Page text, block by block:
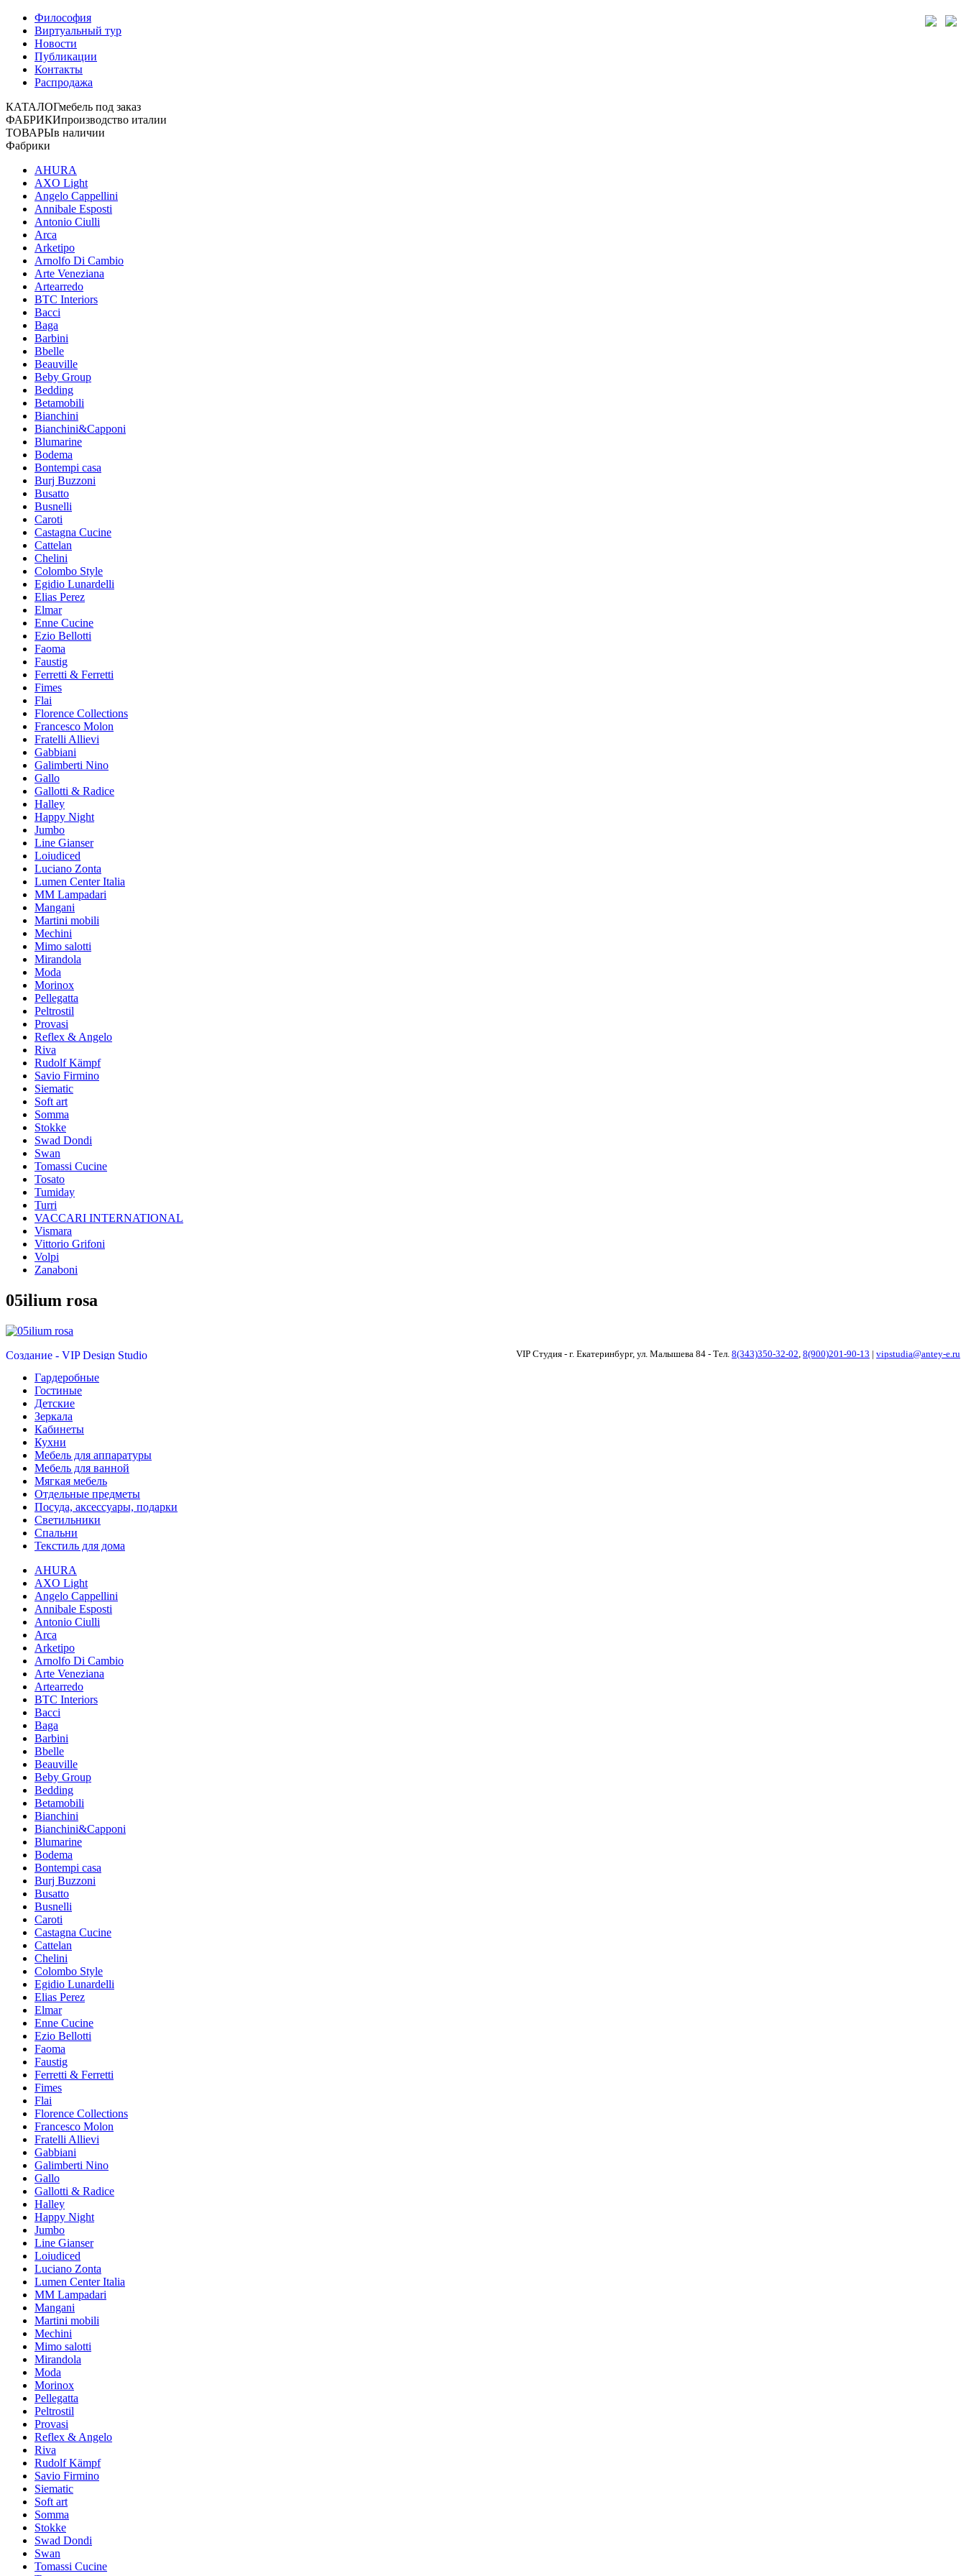
Философия
Виртуальный тур
Новости
Публикации
Контакты
Распродажа
КАТАЛОГмебель под заказ
ФАБРИКИпроизводство италии
ТОВАРЫв наличии
Фабрики
AHURA
AXO Light
Angelo Cappellini
Annibale Esposti
Antonio Ciulli
Arca
Arketipo
Arnolfo Di Cambio
Arte Veneziana
Artearredo
BTC Interiors
Bacci
Baga
Barbini
Bbelle
Beauville
Beby Group
Bedding
Betamobili
Bianchini
Bianchini&Capponi
Blumarine
Bodema
Bontempi casa
Burj Buzzoni
Busatto
Busnelli
Caroti
Castagna Cucine
Cattelan
Chelini
Colombo Style
Egidio Lunardelli
Elias Perez
Elmar
Enne Cucine
Ezio Bellotti
Faoma
Faustig
Ferretti & Ferretti
Fimes
Flai
Florence Collections
Francesco Molon
Fratelli Allievi
Gabbiani
Galimberti Nino
Gallo
Gallotti & Radice
Halley
Happy Night
Jumbo
Line Gianser
Loiudiced
Luciano Zonta
Lumen Center Italia
MM Lampadari
Mangani
Martini mobili
Mechini
Mimo salotti
Mirandola
Moda
Morinox
Pellegatta
Peltrostil
Provasi
Reflex & Angelo
Riva
Rudolf Kämpf
Savio Firmino
Siematic
Soft art
Somma
Stokke
Swad Dondi
Swan
Tomassi Cucine
Tosato
Tumiday
Turri
VACCARI INTERNATIONAL
Vismara
Vittorio Grifoni
Volpi
Zanaboni
05ilium rosa
Создание - VIP Design Studio VIP Студия - г. Екатеринбург, ул. Малышева 84 - Тел. 8(343)350-32-02 8(900)201-90-13 | vipstudia@antey-e.ru
Гардеробные
Гостиные
Детские
Зеркала
Кабинеты
Кухни
Мебель для аппаратуры
Мебель для ванной
Мягкая мебель
Отдельные предметы
Посуда, аксессуары, подарки
Светильники
Спальни
Текстиль для дома
AHURA
AXO Light
Angelo Cappellini
Annibale Esposti
Antonio Ciulli
Arca
Arketipo
Arnolfo Di Cambio
Arte Veneziana
Artearredo
BTC Interiors
Bacci
Baga
Barbini
Bbelle
Beauville
Beby Group
Bedding
Betamobili
Bianchini
Bianchini&Capponi
Blumarine
Bodema
Bontempi casa
Burj Buzzoni
Busatto
Busnelli
Caroti
Castagna Cucine
Cattelan
Chelini
Colombo Style
Egidio Lunardelli
Elias Perez
Elmar
Enne Cucine
Ezio Bellotti
Faoma
Faustig
Ferretti & Ferretti
Fimes
Flai
Florence Collections
Francesco Molon
Fratelli Allievi
Gabbiani
Galimberti Nino
Gallo
Gallotti & Radice
Halley
Happy Night
Jumbo
Line Gianser
Loiudiced
Luciano Zonta
Lumen Center Italia
MM Lampadari
Mangani
Martini mobili
Mechini
Mimo salotti
Mirandola
Moda
Morinox
Pellegatta
Peltrostil
Provasi
Reflex & Angelo
Riva
Rudolf Kämpf
Savio Firmino
Siematic
Soft art
Somma
Stokke
Swad Dondi
Swan
Tomassi Cucine